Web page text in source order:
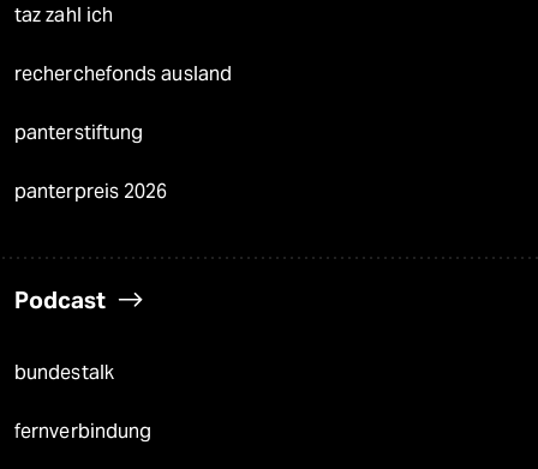
taz zahl ich
recherchefonds ausland
panterstiftung
panterpreis 2026
Podcast
bundestalk
fernverbindung